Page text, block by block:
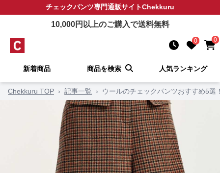
チェックパンツ専門通販サイトChekkuru
10,000円以上のご購入で送料無料
0 0
新着商品 商品を検索 人気ランキング
Chekkuru TOP › 記事一覧 › ウールのチェックパンツおすすめ5